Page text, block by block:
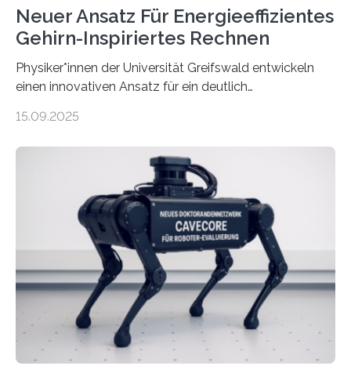
Neuer Ansatz Für Energieeffizientes
Gehirn-Inspiriertes Rechnen
Physiker*innen der Universität Greifswald entwickeln
einen innovativen Ansatz für ein deutlich
Lösungsweg ist inspiriert vom menschlichen Gehirn. Die
stellt die heutige Computertechnik vor
Herausforderungen. Herkömmliche Silizium-
Prozessoren stoßen an ihre Grenzen: Sie verbrauchen
viel Energie, die Speicher- und Verarbeitungseinheiten
sind voneinander getrennt und die Datenübertragung
bremst komplexe Anwendungen aus. Da KI-Modelle
immer größer werden und riesige Datenmengen
verarbeiten müssen, steigt der Bedarf an neuen
Rechenarchitekturen. Neben Quantencomputern
rücken dabei insbesondere…
15.09.2025